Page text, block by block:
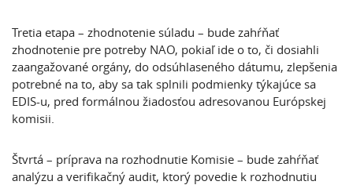
Tretia etapa – zhodnotenie súladu – bude zahŕňať
zhodnotenie pre potreby NAO, pokiaľ ide o to, či dosiahli
zaangažované orgány, do odsúhlaseného dátumu, zlepšenia
potrebné na to, aby sa tak splnili podmienky týkajúce sa
EDIS-u, pred formálnou žiadosťou adresovanou Európskej
komisii.
Štvrtá – príprava na rozhodnutie Komisie – bude zahŕňať
analýzu a verifikačný audit, ktorý povedie k rozhodnutiu